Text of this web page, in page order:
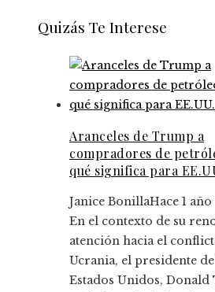
Quizás Te Interese
Aranceles de Trump a
compradores de
qué significa para
Janice BonillaHace 1 año
En el contexto de su
atención hacia el
Ucrania, el presidente
Estados Unidos, Donald